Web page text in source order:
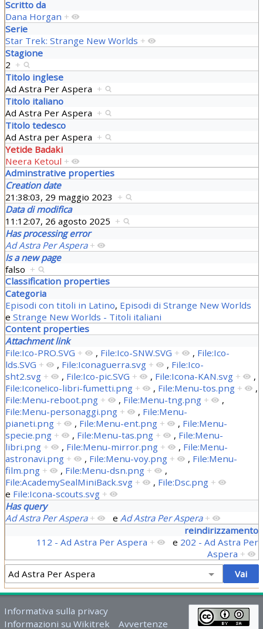
Scritto da
Dana Horgan +
Serie
Star Trek: Strange New Worlds +
Stagione
2 +
Titolo inglese
Ad Astra Per Aspera +
Titolo italiano
Ad Astra Per Aspera +
Titolo tedesco
Ad Astra per Aspera +
Yetide Badaki
Neera Ketoul +
Adminstrative properties
Creation date
21:38:03, 29 maggio 2023 +
Data di modifica
11:12:07, 26 agosto 2025 +
Has processing error
Ad Astra Per Aspera +
Is a new page
falso +
Classification properties
Categoria
Episodi con titoli in Latino, Episodi di Strange New Worlds
e Strange New Worlds - Titoli italiani
Content properties
Attachment link
File:Ico-PRO.SVG + , File:Ico-SNW.SVG + , File:Ico-
lds.SVG + , File:Iconaguerra.svg + , File:Ico-
sht2.svg + , File:Ico-pic.SVG + , File:Icona-KAN.svg +
,
File:Icone!ico-libri-fumetti.png + , File:Menu-tos.png +
,
File:Menu-reboot.png + , File:Menu-tng.png +
,
File:Menu-personaggi.png + , File:Menu-
pianeti.png + , File:Menu-ent.png + , File:Menu-
specie.png + , File:Menu-tas.png + , File:Menu-
libri.png + , File:Menu-mirror.png + , File:Menu-
astronavi.png + , File:Menu-voy.png + , File:Menu-
film.png + , File:Menu-dsn.png +
,
File:AcademySealMiniBack.svg + , File:Dsc.png +
e File:Icona-scouts.svg +
Has query
Ad Astra Per Aspera + e Ad Astra Per Aspera +
reindirizzamento
112 - Ad Astra Per Aspera + e 202 - Ad Astra Per
Aspera +
Informativa sulla privacy
Informazioni su Wikitrek
Avvertenze